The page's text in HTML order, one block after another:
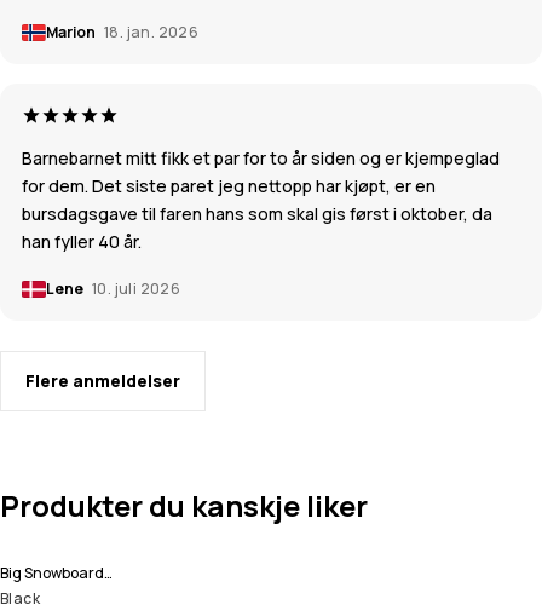
Marion 18. jan. 2026
Barnebarnet mitt fikk et par for to år siden og er kjempeglad
for dem. Det siste paret jeg nettopp har kjøpt, er en
bursdagsgave til faren hans som skal gis først i oktober, da
han fyller 40 år.
Lene 10. juli 2026
Flere anmeldelser
Produkter du kanskje liker
Big Snowboardbukse Herre
Black